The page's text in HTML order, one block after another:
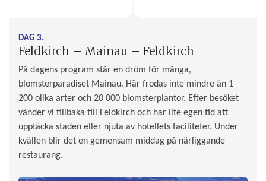
DAG 3.
Feldkirch – Mainau – Feldkirch
På dagens program står en dröm för många,
blomsterparadiset Mainau. Här frodas inte mindre än 1
200 olika arter och 20 000 blomsterplantor. Efter besöket
vänder vi tillbaka till Feldkirch och har lite egen tid att
upptäcka staden eller njuta av hotellets faciliteter. Under
kvällen blir det en gemensam middag på närliggande
restaurang.